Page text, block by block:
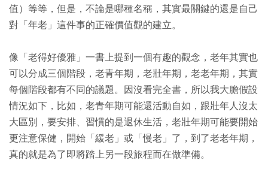
值）等等，但是，不論是哪種名稱，其實最關鍵的還是自己
對「年老」這件事的正確價值觀的建立。
像「老得好優雅」一書上提到一個有趣的觀念，老年其實也
可以分成三個階段，老青年期，老壯年期，老老年期，其實
每個階段都有不同的議題。因沒看完全書，所以我大膽假設
情況如下，比如，老青年期可能還活動自如，跟壯年人沒太
大區別，要安排、習慣的是退休生活，老壯年期可能要開始
更注意保健，開始「緩老」或「慢老」了，到了老老年期，
真的就是為了即將踏上另一段旅程而在做準備。